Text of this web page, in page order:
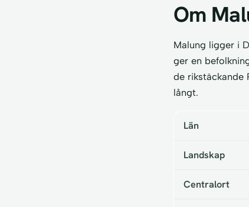
Om
Malung ligger i
ger en
de rikstäckande
långt.
Län
Landskap
Centralort